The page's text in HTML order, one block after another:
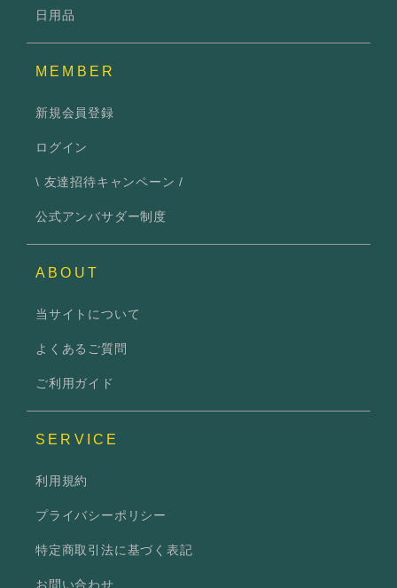
日用品
MEMBER
新規会員登録
ログイン
\ 友達招待キャンペーン /
公式アンバサダー制度
ABOUT
当サイトについて
よくあるご質問
ご利用ガイド
SERVICE
利用規約
プライバシーポリシー
特定商取引法に基づく表記
お問い合わせ